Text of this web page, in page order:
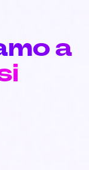
a